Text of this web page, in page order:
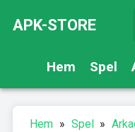
APK-STORE
Hem Spel
Hem » Spel »